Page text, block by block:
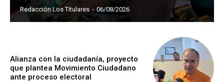
Redacción Los Titulares - 06/08/2026
Alianza con la ciudadanía, proyecto
que plantea Movimiento Ciudadano
ante proceso electoral